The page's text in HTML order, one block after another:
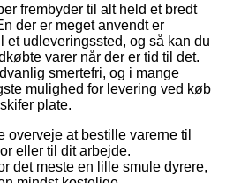
frembyder til alt held et bredt
der er meget anvendt er
et udleveringssted, og så kan du
varer når der er tid til det.
smertefri, og i mange
mulighed for levering ved køb
plate.
overveje at bestille varerne til
eller til dit arbejde.
det meste en lille smule dyrere,